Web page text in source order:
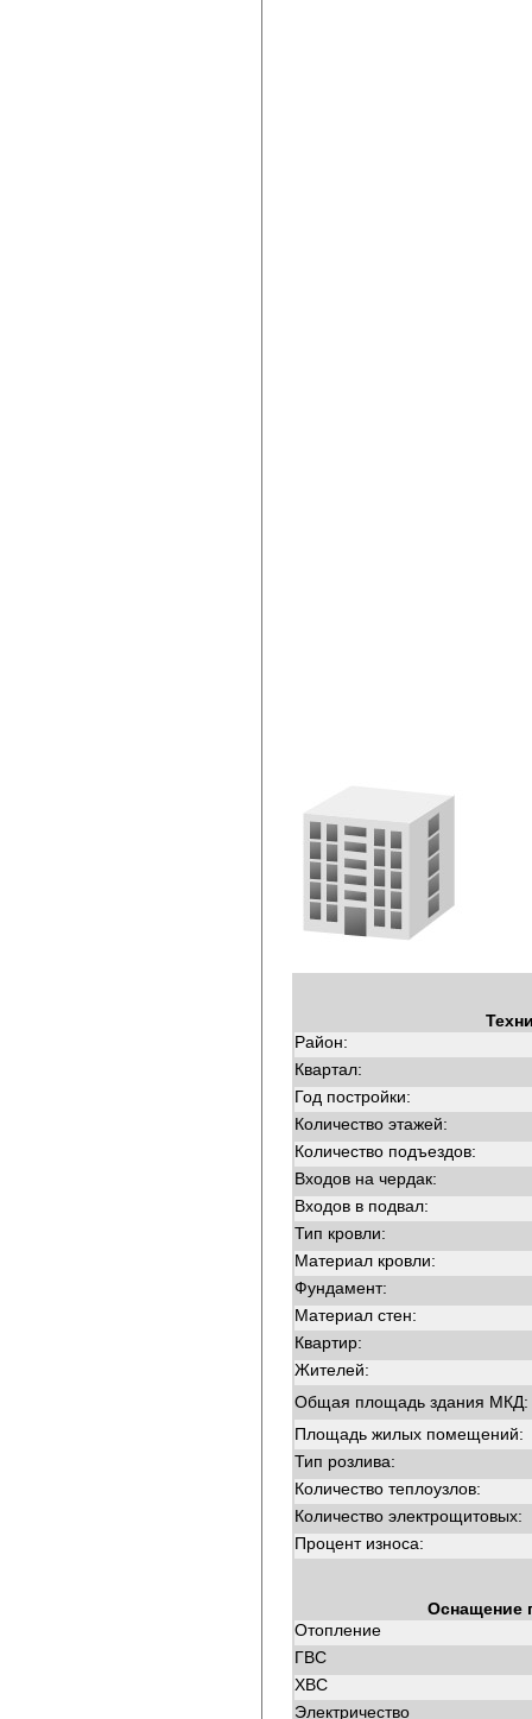
Район:
Квартал:
Год постройки:
Количество этажей:
Количество подъездов:
Входов на чердак:
Входов в подвал:
Тип кровли:
Материал кровли:
Фундамент:
Материал стен:
Квартир:
Жителей:
Общая площадь здания МКД:
Площадь жилых помещений:
Тип розлива:
Количество теплоузлов:
Количество электрощитовых:
Процент износа:
Оснащение
Отопление
ГВС
ХВС
Электричество